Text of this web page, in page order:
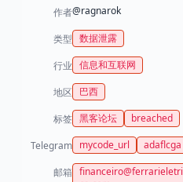
作者@ragnarok
类型 数据泄露
行业 信息和互联网
地区 巴西
标签 黑客论坛 breached
Telegram mycode_url adaflcga
邮箱 financeiro@ferrarieletri